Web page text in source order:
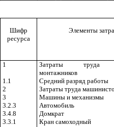
Шифр
ресурса
Элементы
1
Затраты труда
монтажников
1.1 Средний разряд работы
2
Затраты труда
3
Машины и механизмы
3.2.3
Автомобиль
3.4.8
Домкрат
3.3.1
Кран самоходный